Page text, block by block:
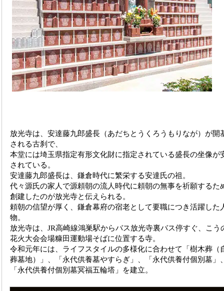
放光寺は、安達藤九郎盛長（あだちとうくろうもりなが）が開
される古刹で、
本堂には埼玉県指定有形文化財に指定されている盛長の坐像が
されている。
安達藤九郎盛長は、鎌倉時代に繁栄する安達氏の祖。
代々源氏の家人で源頼朝の流人時代に頼朝の無事を祈願するた
創建したのが放光寺と伝えられる。
頼朝の信望が厚く、鎌倉幕府の宿老として要職につき活躍した
物。
放光寺は、JR高崎線鴻巣駅からバス放光寺裏バス停すぐ、こう
花火大会会場糠田運動場そばに位置する寺。
令和元年には、ライフスタイルの多様化に合わせて「樹木葬（
葬墓地）」、「永代供養墓やすらぎ」、「永代供養付個別墓」
「永代供養付個別墓冥福五輪塔」を建立。